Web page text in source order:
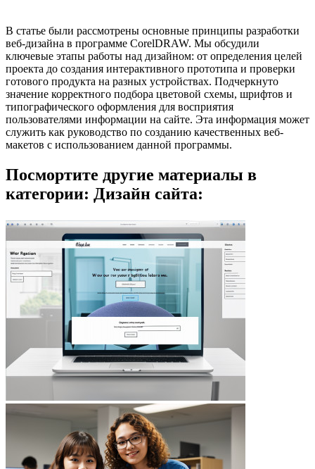
В статье были рассмотрены основные принципы разработки
веб-дизайна в программе CorelDRAW. Мы обсудили
ключевые этапы работы над дизайном: от определения целей
проекта до создания интерактивного прототипа и проверки
готового продукта на разных устройствах. Подчеркнуто
значение корректного подбора цветовой схемы, шрифтов и
типографического оформления для восприятия
пользователями информации на сайте. Эта информация может
служить как руководство по созданию качественных веб-
макетов с использованием данной программы.
Посмортите другие материалы в
категории: Дизайн сайта: